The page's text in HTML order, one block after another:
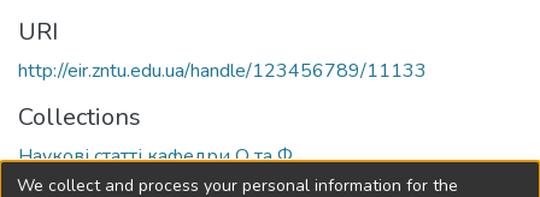
URI
http://eir.zntu.edu.ua/handle/123456789/11133
Collections
Наукові статті кафедри О та Ф
We collect and process your personal information for the